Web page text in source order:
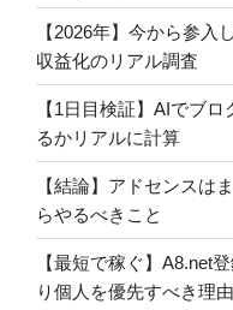
【2026年】今から参入
収益化のリアル調査
【1日目検証】AIでブ
るかリアルに計算
【結論】アドセンスは
らやるべきこと
【最短で稼ぐ】A8.net
り個人を優先すべき理由